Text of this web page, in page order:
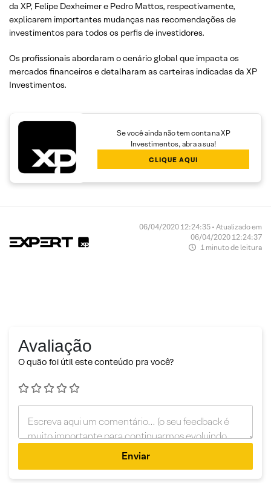
da XP, Felipe Dexheimer e Pedro Mattos, respectivamente,
explicarem importantes mudanças nas recomendações de
investimentos para todos os perfis de investidores.
Os profissionais abordaram o cenário global que impacta os
mercados financeiros e detalharam as carteiras indicadas da XP
Investimentos.
Se você ainda não tem conta na XP
Investimentos, abra a sua!
CLIQUE AQUI
06/04/2020 12:24:35 • Atualizado em
06/04/2020 12:24:37
1 minuto de leitura
Avaliação
O quão foi útil este conteúdo pra você?
Enviar